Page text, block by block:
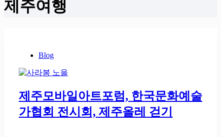
제주여행
Blog
제주모바일아트포럼, 한국문화예술
가협회 전시회, 제주올레 걷기